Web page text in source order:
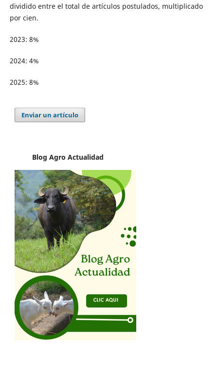
dividido entre el total de artículos postulados, multiplicado
por cien.
2023: 8%
2024: 4%
2025: 8%
Enviar un artículo
Blog Agro Actualidad